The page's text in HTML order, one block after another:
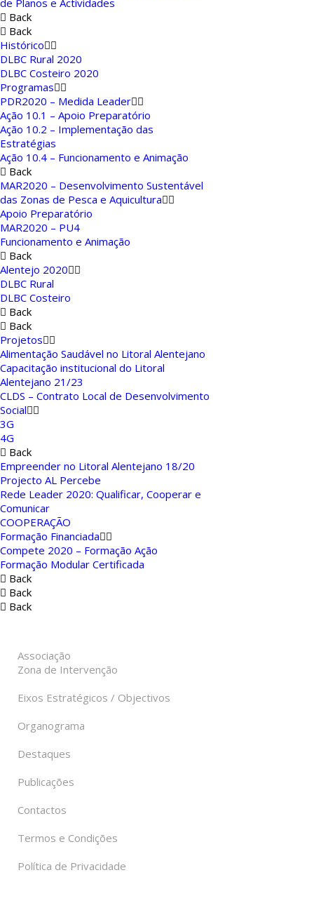
Back
Back
Histórico
DLBC Rural 2020
DLBC Costeiro 2020
Programas
PDR2020 – Medida Leader
Ação 10.1 – Apoio Preparatório
Ação 10.2 – Implementação das
Estratégias
Ação 10.4 – Funcionamento e Animação
Back
MAR2020 – Desenvolvimento Sustentável
das Zonas de Pesca e Aquicultura
Apoio Preparatório
MAR2020 – PU4
Funcionamento e Animação
Back
Alentejo 2020
DLBC Rural
DLBC Costeiro
Back
Back
Projetos
Alimentação Saudável no Litoral Alentejano
Capacitação institucional do Litoral
Alentejano 21/23
CLDS – Contrato Local de Desenvolvimento
Social
3G
4G
Back
Empreender no Litoral Alentejano 18/20
Projecto AL Percebe
Rede Leader 2020: Qualificar, Cooperar e
Comunicar
COOPERAÇÃO
Formação Financiada
Compete 2020 – Formação Ação
Formação Modular Certificada
Back
Back
Back
Associação
Zona de Intervenção
Eixos Estratégicos / Objectivos
Organograma
Destaques
Publicações
Contactos
Termos e Condições
Política de Privacidade